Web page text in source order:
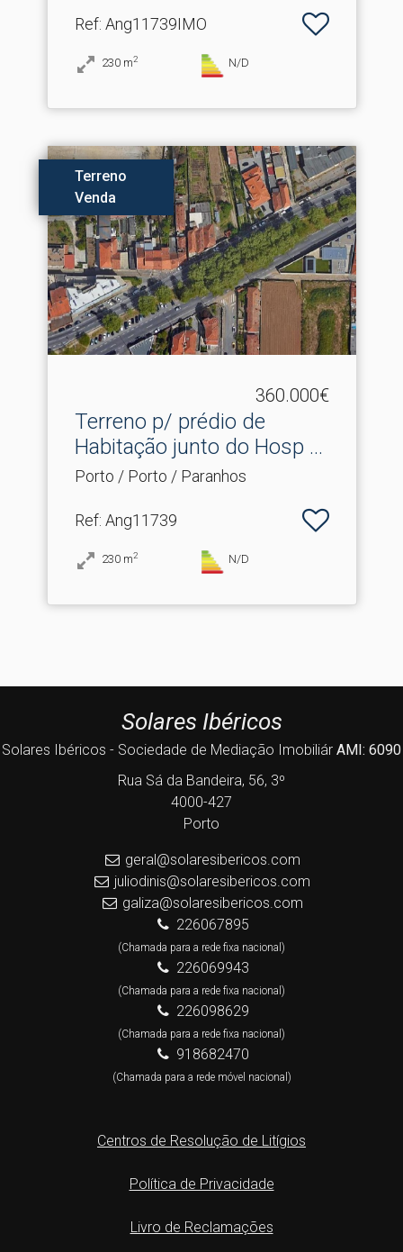
Ref: Ang11739IMO
230 m2 N/D
Terreno
Venda
360.000€
Terreno p/ prédio de
Habitação junto do Hosp .​..
Porto / Porto / Paranhos
Ref: Ang11739
230 m2 N/D
Solares Ibéricos
Solares Ibéricos - Sociedade de Mediação Imobiliár AMI: 6090
Rua Sá da Bandeira, 56, 3º
4000-427
Porto
geral@solaresibericos.com
juliodinis@solaresibericos.com
galiza@solaresibericos.com
226067895
(Chamada para a rede fixa nacional)
226069943
(Chamada para a rede fixa nacional)
226098629
(Chamada para a rede fixa nacional)
918682470
(Chamada para a rede móvel nacional)
Centros de Resolução de Litígios
Política de Privacidade
Livro de Reclamações